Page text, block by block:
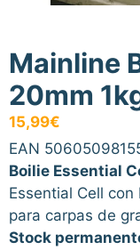
Mainline
20mm
15,99€
EAN
Boilie Essential
Essential Cell
para carpas de
Stock